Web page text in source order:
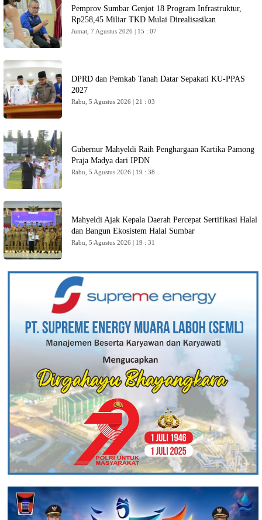
Pemprov Sumbar Genjot 18 Program Infrastruktur,
Rp258,45 Miliar TKD Mulai Direalisasikan
Jumat, 7 Agustus 2026 | 15 : 07
DPRD dan Pemkab Tanah Datar Sepakati KU-PPAS
2027
Rabu, 5 Agustus 2026 | 21 : 03
Gubernur Mahyeldi Raih Penghargaan Kartika Pamong
Praja Madya dari IPDN
Rabu, 5 Agustus 2026 | 19 : 38
Mahyeldi Ajak Kepala Daerah Percepat Sertifikasi Halal
dan Bangun Ekosistem Halal Sumbar
Rabu, 5 Agustus 2026 | 19 : 31